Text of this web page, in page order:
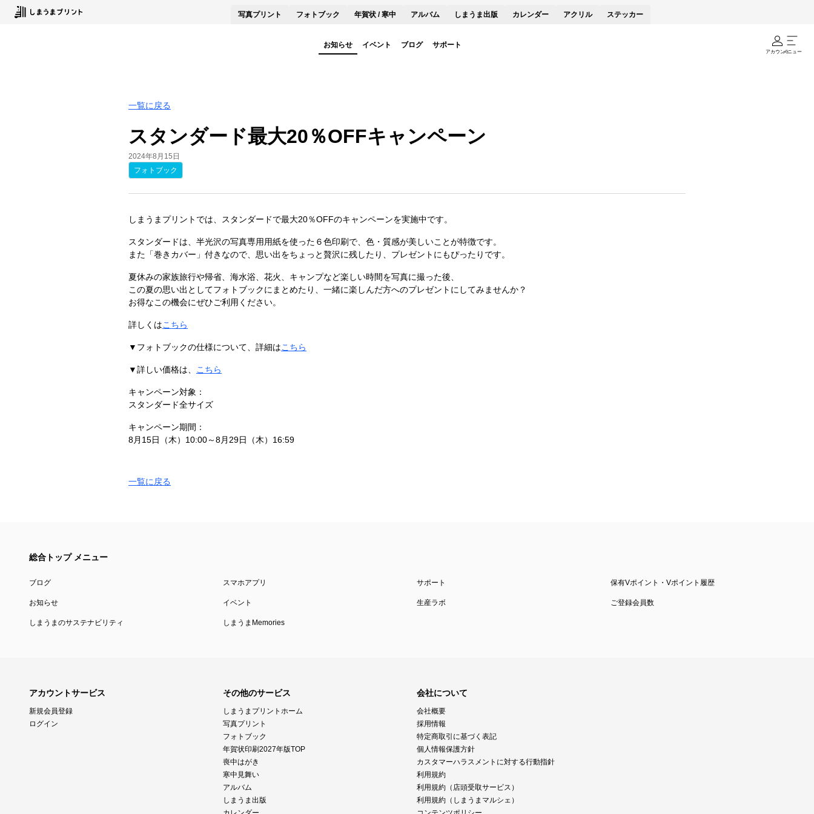
写真プリント フォトブック 年賀状 / 寒中 アルバム しまうま出版 カレンダー アクリル ステッカー
お知らせ イベント ブログ サポート
アカウントメニュー
一覧に戻る
スタンダード最大20％OFFキャンペーン
2024年8月15日
フォトブック
しまうまプリントでは、スタンダードで最大20％OFFのキャンペーンを実施中です。
スタンダードは、半光沢の写真専用用紙を使った６色印刷で、色・質感が美しいことが特徴です。
また「巻きカバー」付きなので、思い出をちょっと贅沢に残したり、プレゼントにもぴったりです。
夏休みの家族旅行や帰省、海水浴、花火、キャンプなど楽しい時間を写真に撮った後、
この夏の思い出としてフォトブックにまとめたり、一緒に楽しんだ方へのプレゼントにしてみませんか？
お得なこの機会にぜひご利用ください。
詳しくはこちら
▼フォトブックの仕様について、詳細はこちら
▼詳しい価格は、 こちら
キャンペーン対象：
スタンダード全サイズ
キャンペーン期間：
8月15日（木）10:00～8月29日（木）16:59
一覧に戻る
総合トップ メニュー
ブログ スマホアプリ サポート 保有Vポイント・Vポイント履歴
お知らせ イベント 生産ラボ ご登録会員数
しまうまのサステナビリティ しまうまMemories
アカウントサービス
新規会員登録
ログイン
その他のサービス
しまうまプリントホーム
写真プリント
フォトブック
年賀状印刷2027年版TOP
喪中はがき
寒中見舞い
アルバム
しまうま出版
会社について
会社概要
採用情報
特定商取引に基づく表記
個人情報保護方針
カスタマーハラスメントに対する行動指針
利用規約
利用規約（店頭受取サービス）
利用規約（しまうまマルシェ）